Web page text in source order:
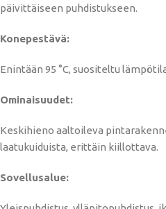
päivittäiseen puhdistukseen.
Konepestävä:
Enintään 95 °C, suositeltu
Ominaisuudet:
Keskihieno aaltoileva
laatukuiduista, erittäin kiillottava.
Sovellusalue: